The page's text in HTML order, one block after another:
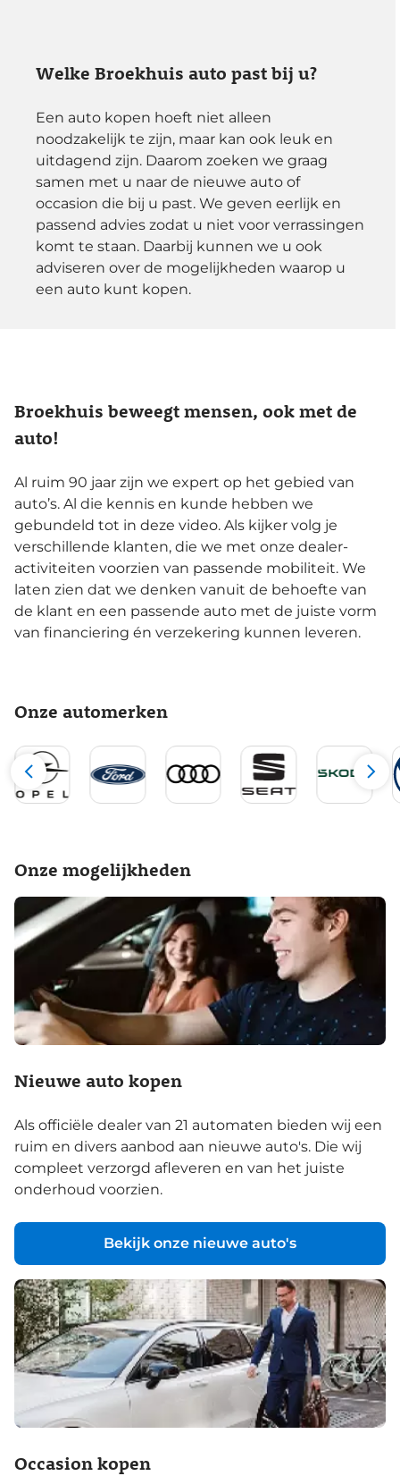
Welke Broekhuis auto past bij u?
Een auto kopen hoeft niet alleen
noodzakelijk te zijn, maar kan ook leuk en
uitdagend zijn. Daarom zoeken we graag
samen met u naar de nieuwe auto of
occasion die bij u past. We geven eerlijk en
passend advies zodat u niet voor verrassingen
komt te staan. Daarbij kunnen we u ook
adviseren over de mogelijkheden waarop u
een auto kunt kopen.
Broekhuis beweegt mensen, ook met de
auto!
Al ruim 90 jaar zijn we expert op het gebied van
auto’s. Al die kennis en kunde hebben we
gebundeld tot in deze video. Als kijker volg je
verschillende klanten, die we met onze dealer-
activiteiten voorzien van passende mobiliteit. We
laten zien dat we denken vanuit de behoefte van
de klant en een passende auto met de juiste vorm
van financiering én verzekering kunnen leveren.
Onze automerken
Onze mogelijkheden
Nieuwe auto kopen
Als officiële dealer van 21 automaten bieden wij een
ruim en divers aanbod aan nieuwe auto's. Die wij
compleet verzorgd afleveren en van het juiste
onderhoud voorzien.
Bekijk onze nieuwe auto's
Occasion kopen